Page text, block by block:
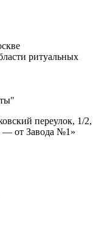
ритуальных
переулок, 1/2,
— от Завода №1»